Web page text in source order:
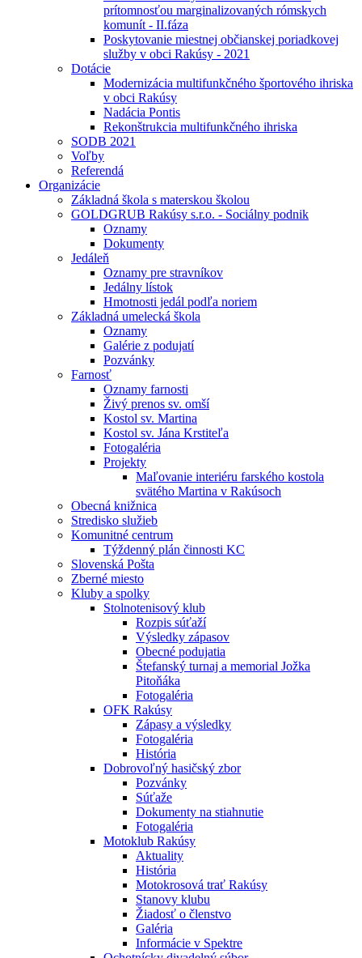
prítomnosťou marginalizovaných rómskych
komunít - II.fáza
Poskytovanie miestnej občianskej poriadkovej
služby v obci Rakúsy - 2021
Dotácie
Modernizácia multifunkčného športového ihriska
v obci Rakúsy
Nadácia Pontis
Rekonštrukcia multifunkčného ihriska
SODB 2021
Voľby
Referendá
Organizácie
Základná škola s materskou školou
GOLDGRUB Rakúsy s.r.o. - Sociálny podnik
Oznamy
Dokumenty
Jedáleň
Oznamy pre stravníkov
Jedálny lístok
Hmotnosti jedál podľa noriem
Základná umelecká škola
Oznamy
Galérie z podujatí
Pozvánky
Farnosť
Oznamy farnosti
Živý prenos sv. omší
Kostol sv. Martina
Kostol sv. Jána Krstiteľa
Fotogaléria
Projekty
Maľovanie interiéru farského kostola
svätého Martina v Rakúsoch
Obecná knižnica
Stredisko služieb
Komunitné centrum
Týždenný plán činnosti KC
Slovenská Pošta
Zberné miesto
Kluby a spolky
Stolnotenisový klub
Rozpis súťaží
Výsledky zápasov
Obecné podujatia
Štefanský turnaj a memorial Jožka
Pitoňáka
Fotogaléria
OFK Rakúsy
Zápasy a výsledky
Fotogaléria
História
Dobrovoľný hasičský zbor
Pozvánky
Súťaže
Dokumenty na stiahnutie
Fotogaléria
Motoklub Rakúsy
Aktuality
História
Motokrosová trať Rakúsy
Stanovy klubu
Žiadosť o členstvo
Galéria
Informácie v Spektre